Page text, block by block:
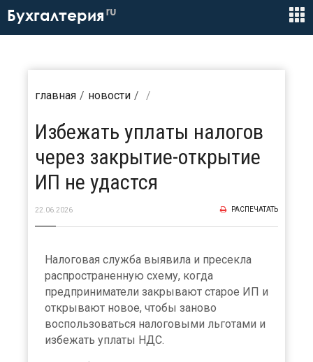
Бухгалтерия ru
главная новости
Избежать уплаты налогов
через закрытие-открытие
ИП не удастся
22.06.2026 РАСПЕЧАТАТЬ
Налоговая служба выявила и пресекла
распространенную схему, когда
предприниматели закрывают старое ИП и
открывают новое, чтобы заново
воспользоваться налоговыми льготами и
избежать уплаты НДС.